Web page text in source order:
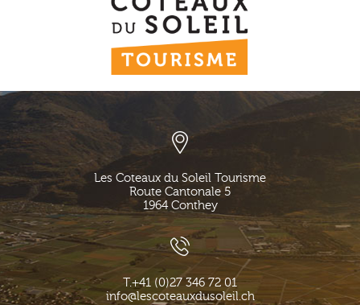
Les Coteaux du Soleil Tourisme
Route Cantonale 5
1964 Conthey
T.+41 (0)27 346 72 01
info@lescoteauxdusoleil.ch